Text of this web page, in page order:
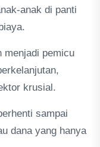
anak di panti
menjadi pemicu
krusial.
sampai
dana yang hanya